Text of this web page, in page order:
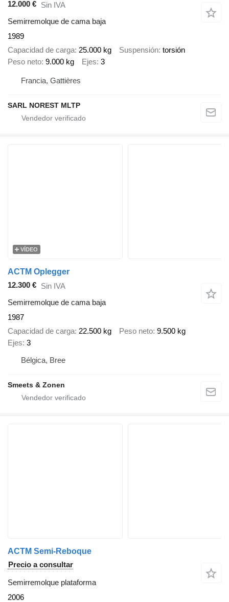
12.000 € Sin IVA
Semirremolque de cama baja
1989
Capacidad de carga 25.000 kg Suspensión torsión
Peso neto 9.000 kg Ejes 3
Francia, Gattières
SARL NOREST MLTP
VÍDEO
ACTM Oplegger
12.300 € Sin IVA
Semirremolque de cama baja
1987
Capacidad de carga 22.500 kg Peso neto 9.500 kg
Ejes 3
Bélgica, Bree
Smeets & Zonen
ACTM Semi-Reboque
Precio a consultar
Semirremolque plataforma
2006